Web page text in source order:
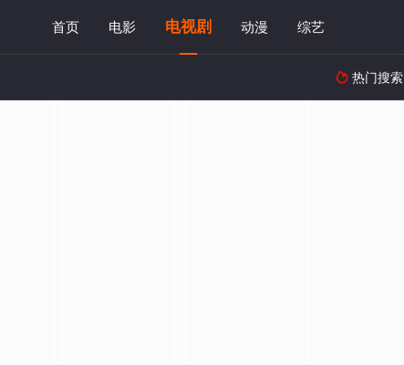
首页 电影 电视剧 动漫 综艺
 热门搜索